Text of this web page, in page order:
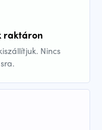
raktáron
Nincs